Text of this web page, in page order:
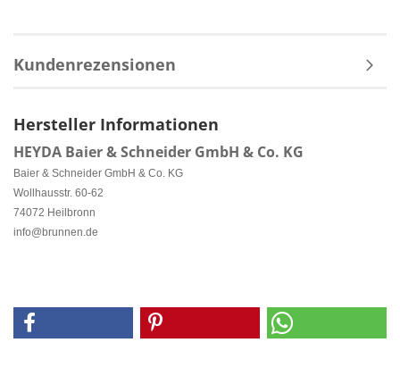
Kundenrezensionen
Hersteller Informationen
HEYDA Baier & Schneider GmbH & Co. KG
Baier & Schneider GmbH & Co. KG
Wollhausstr. 60-62
74072 Heilbronn
info@brunnen.de